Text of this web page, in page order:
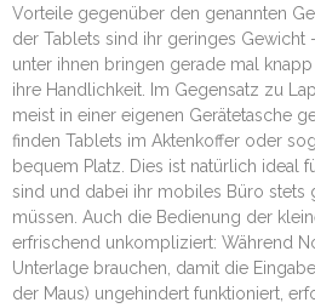
Vorteile gegenüber den genannten
der Tablets sind ihr geringes
unter ihnen bringen gerade mal
ihre Handlichkeit. Im Gegensatz zu
meist in einer eigenen Gerätetasche
finden Tablets im Aktenkoffer oder
bequem Platz. Dies ist natürlich ideal
sind und dabei ihr mobiles Büro stets
müssen. Auch die Bedienung der
erfrischend unkompliziert: Während
Unterlage brauchen, damit die
der Maus) ungehindert funktioniert,